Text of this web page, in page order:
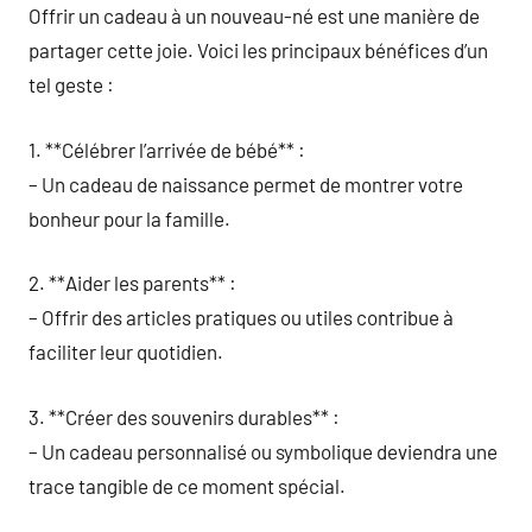
Offrir un cadeau à un nouveau-né est une manière de
partager cette joie. Voici les principaux bénéfices d’un
tel geste :
1. **Célébrer l’arrivée de bébé** :
– Un cadeau de naissance permet de montrer votre
bonheur pour la famille.
2. **Aider les parents** :
– Offrir des articles pratiques ou utiles contribue à
faciliter leur quotidien.
3. **Créer des souvenirs durables** :
– Un cadeau personnalisé ou symbolique deviendra une
trace tangible de ce moment spécial.